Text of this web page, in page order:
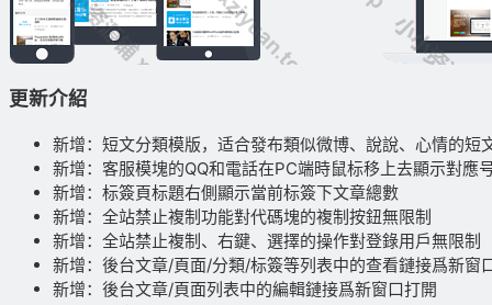
更新介紹
新增：短文分類模版，适合發布類似微博、說說、心情的短
新增：客服模塊的QQ和電話在PC端時鼠标移上去顯示對應
新增：标簽頁标題右側顯示當前标簽下文章總數
新增：全站禁止複制功能對代碼塊的複制按鈕無限制
新增：全站禁止複制、右鍵、選擇的操作對登錄用戶無限制
新增：後台文章/頁面/分類/标簽等列表中的查看鏈接爲新窗
新增：後台文章/頁面列表中的編輯鏈接爲新窗口打開